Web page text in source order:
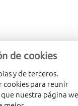
Empreses
de cookies
y de terceros.
para reunir
nuestra página